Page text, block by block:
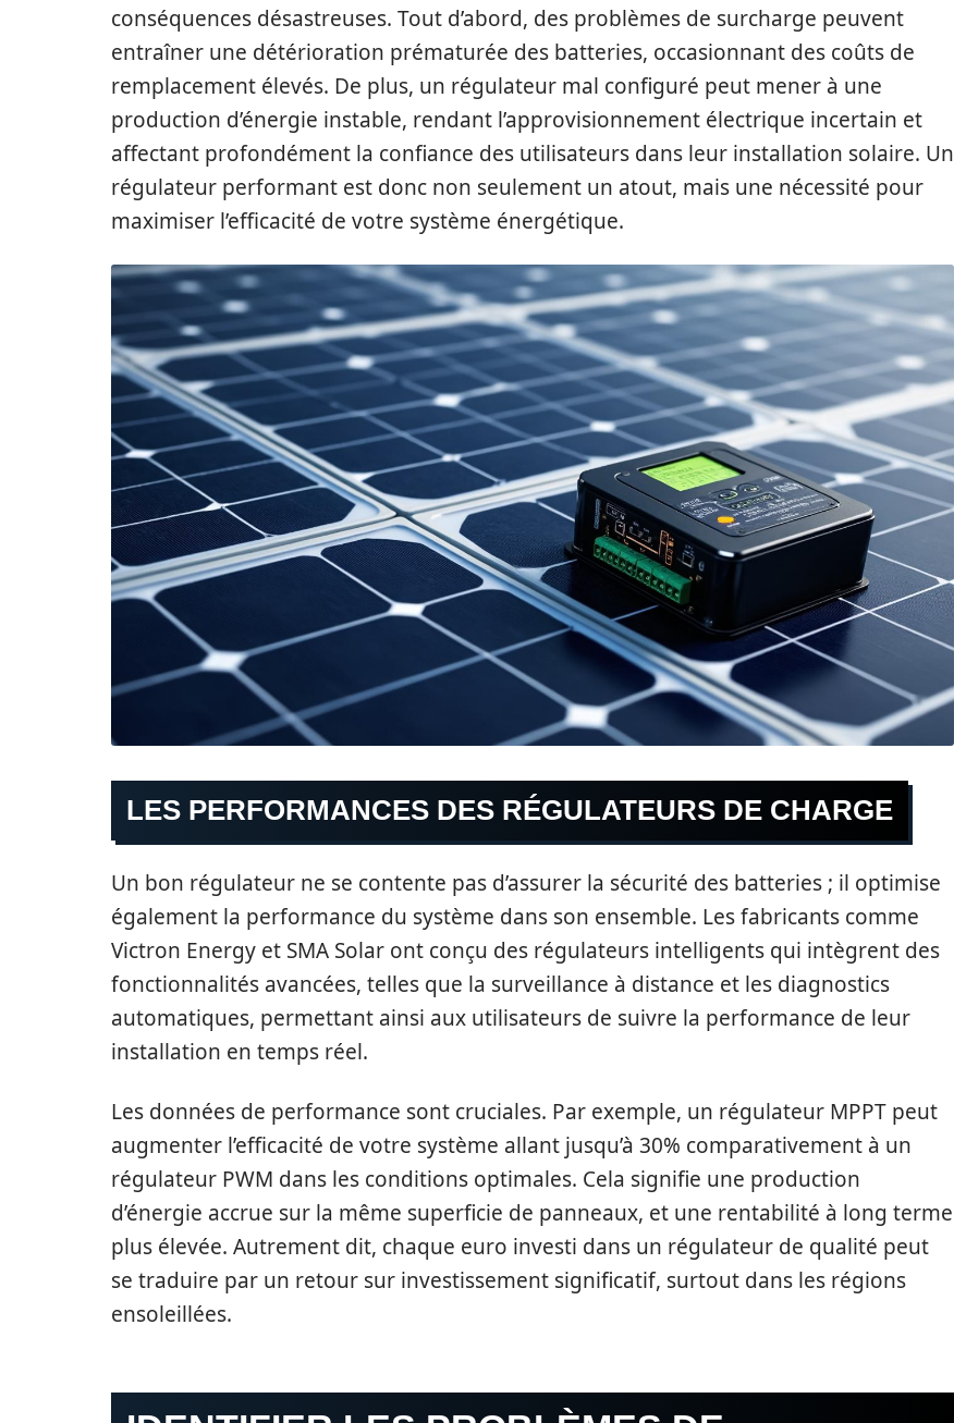
conséquences désastreuses. Tout d’abord, des problèmes de surcharge peuvent
entraîner une détérioration prématurée des batteries, occasionnant des coûts de
remplacement élevés. De plus, un régulateur mal configuré peut mener à une
production d’énergie instable, rendant l’approvisionnement électrique incertain et
affectant profondément la confiance des utilisateurs dans leur installation solaire. Un
régulateur performant est donc non seulement un atout, mais une nécessité pour
maximiser l’efficacité de votre système énergétique.
LES PERFORMANCES DES RÉGULATEURS DE CHARGE
Un bon régulateur ne se contente pas d’assurer la sécurité des batteries ; il optimise
également la performance du système dans son ensemble. Les fabricants comme
Victron Energy et SMA Solar ont conçu des régulateurs intelligents qui intègrent des
fonctionnalités avancées, telles que la surveillance à distance et les diagnostics
automatiques, permettant ainsi aux utilisateurs de suivre la performance de leur
installation en temps réel.
Les données de performance sont cruciales. Par exemple, un régulateur MPPT peut
augmenter l’efficacité de votre système allant jusqu’à 30% comparativement à un
régulateur PWM dans les conditions optimales. Cela signifie une production
d’énergie accrue sur la même superficie de panneaux, et une rentabilité à long terme
plus élevée. Autrement dit, chaque euro investi dans un régulateur de qualité peut
se traduire par un retour sur investissement significatif, surtout dans les régions
ensoleillées.